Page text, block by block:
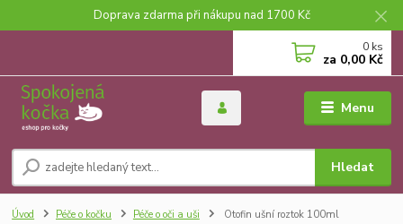
Doprava zdarma při nákupu nad 1700 Kč
Menu
Hledat
0 ks
za 0,00 Kč
Úvod Péče o kočku Péče o oči a uši Otofin ušní roztok 100ml